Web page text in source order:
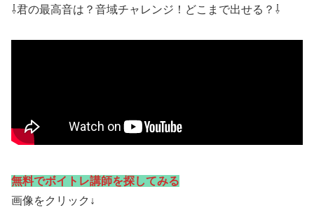
⇩君の最高音は？音域チャレンジ！どこまで出せる？⇩
無料でボイトレ講師を探してみる
画像をクリック↓